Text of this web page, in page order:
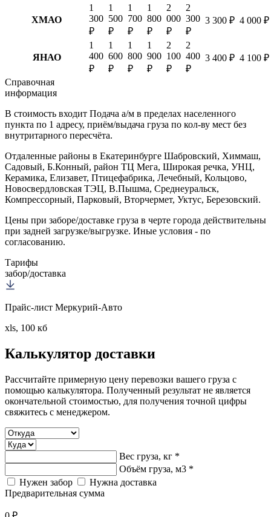
ХМАО
1
300
₽
1
500
₽
1
700
₽
1
800
₽
2
000
₽
2
300
₽
3 300 ₽ 4 000 ₽
ЯНАО
1
400
₽
1
600
₽
1
800
₽
1
900
₽
2
100
₽
2
400
₽
3 400 ₽ 4 100 ₽
Справочная
информация
В стоимость входит Подача а/м в пределах населенного
пункта по 1 адресу, приём/выдача груза по кол-ву мест без
внутритарного пересчёта.
Отдаленные районы в Екатеринбурге Шабровский, Химмаш,
Садовый, Б.Конный, район ТЦ Мега, Широкая речка, УНЦ,
Керамика, Елизавет, Птицефабрика, Лечебный, Кольцово,
Новосвердловская ТЭЦ, В.Пышма, Среднеуральск,
Компрессорный, Парковый, Вторчермет, Уктус, Березовский.
Цены при заборе/доставке груза в черте города действительны
при задней загрузке/выгрузке. Иные условия - по
согласованию.
Тарифы
забор/доставка
Прайс-лист Меркурий-Авто
xls, 100 кб
Калькулятор доставки
Рассчитайте примерную цену перевозки вашего груза с
помощью калькулятора. Полученный результат не является
окончательной стоимостью, для получения точной цифры
свяжитесь с менеджером.
Вес груза, кг *
Объём груза, м3 *
Нужен забор
Нужна доставка
Предварительная сумма